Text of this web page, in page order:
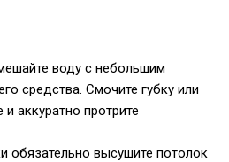
воду с небольшим
средства. Смочите губку или
аккуратно протрите
обязательно высушите потолок